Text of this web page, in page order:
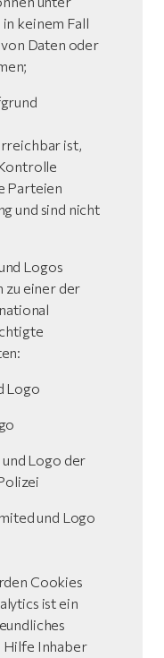
keinem Fall
Daten oder
ist,
Parteien
und sind nicht
Logos
zu einer der
Logo
Logo der
und Logo
Cookies
ist ein
Hilfe Inhaber